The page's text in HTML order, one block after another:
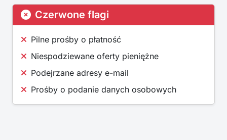
Czerwone flagi
Pilne prośby o płatność
Niespodziewane oferty pieniężne
Podejrzane adresy e-mail
Prośby o podanie danych osobowych